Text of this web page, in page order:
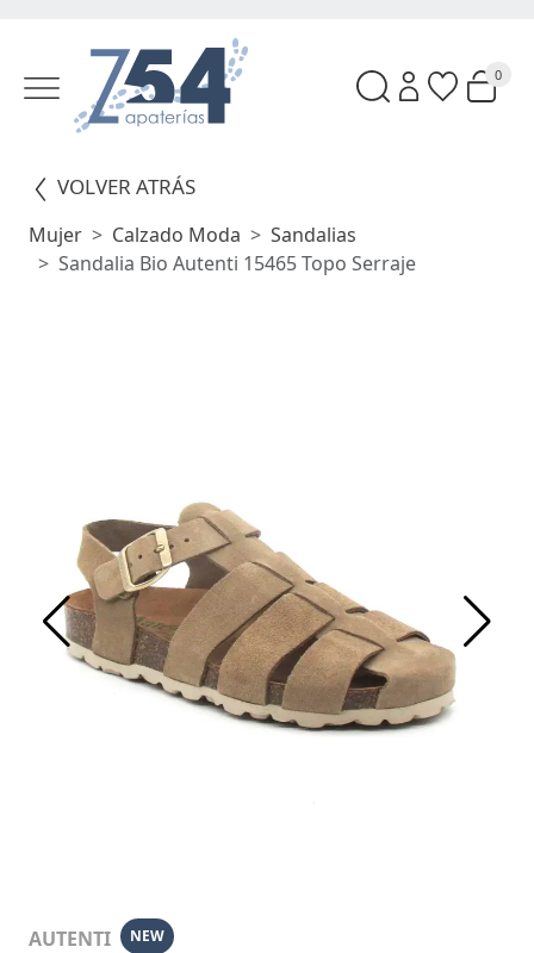
0
VOLVER ATRÁS
Mujer Calzado Moda
Sandalias
Sandalia Bio Autenti 15465 Topo Serraje
AUTENTI NEW